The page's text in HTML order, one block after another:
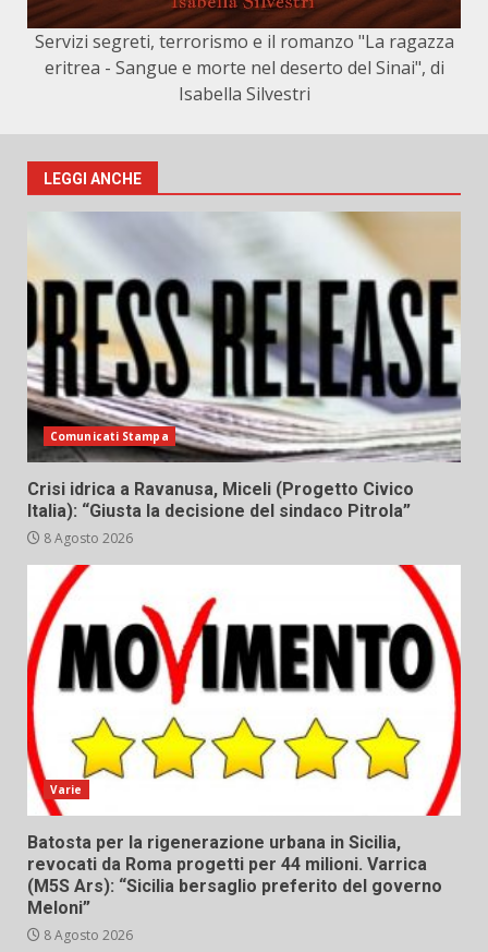
Servizi segreti, terrorismo e il romanzo "La ragazza
eritrea - Sangue e morte nel deserto del Sinai", di
Isabella Silvestri
LEGGI ANCHE
Comunicati Stampa
Crisi idrica a Ravanusa, Miceli (Progetto Civico
Italia): “Giusta la decisione del sindaco Pitrola”
8 Agosto 2026
Varie
Batosta per la rigenerazione urbana in Sicilia,
revocati da Roma progetti per 44 milioni. Varrica
(M5S Ars): “Sicilia bersaglio preferito del governo
Meloni”
8 Agosto 2026